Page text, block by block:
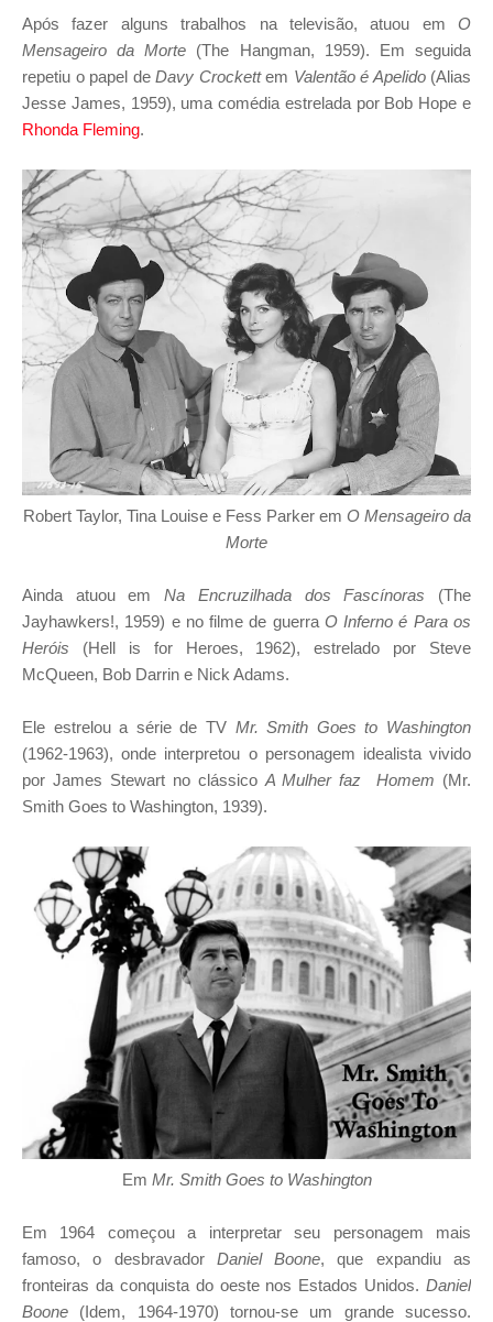
Após fazer alguns trabalhos na televisão, atuou em O
Mensageiro da Morte (The Hangman, 1959). Em seguida
repetiu o papel de Davy Crockettem Valentão é Apelido(Alias
Jesse James, 1959), uma comédia estrelada por Bob Hope e
Rhonda Fleming.
Robert Taylor, Tina Louise e Fess Parker em O Mensageiro da
Morte
Ainda atuou emNa Encruzilhada dos Fascínoras (The
Jayhawkers!, 1959) e no filme de guerra O Inferno é Para os
Heróis (Hell is for Heroes, 1962), estrelado por Steve
McQueen, Bob Darrin e Nick Adams.
Ele estrelou a série de TV Mr. Smith Goes to Washington
(1962-1963), onde interpretou o personagem idealista vivido
por James Stewart no clássico A Mulher faz Homem (Mr.
Smith Goes to Washington, 1939).
Em Mr. Smith Goes to Washington
Em 1964 começou a interpretar seu personagem mais
famoso, o desbravador Daniel Boone, que expandiu as
fronteiras da conquista do oeste nos Estados Unidos. Daniel
Boone (Idem, 1964-1970) tornou-se um grande sucesso.